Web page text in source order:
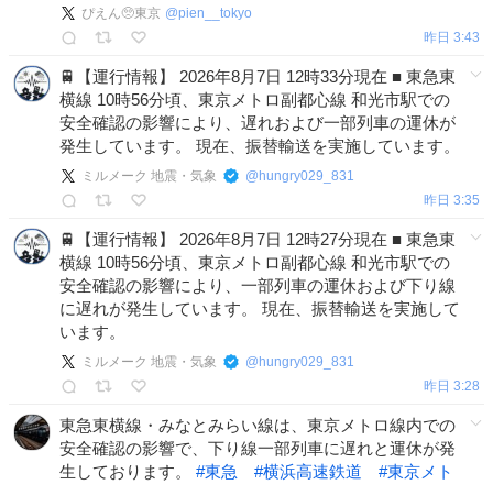
ぴえん🥺東京 @pien__tokyo
昨日 3:43
🚆【運行情報】 2026年8月7日 12時33分現在 ■ 東急東
横線 10時56分頃、東京メトロ副都心線 和光市駅での
安全確認の影響により、遅れおよび一部列車の運休が
発生しています。 現在、振替輸送を実施しています。
ミルメーク 地震・気象 @ hungry029_831
昨日 3:35
🚆【運行情報】 2026年8月7日 12時27分現在 ■ 東急東
横線 10時56分頃、東京メトロ副都心線 和光市駅での
安全確認の影響により、一部列車の運休および下り線
に遅れが発生しています。 現在、振替輸送を実施して
います。
ミルメーク 地震・気象 @ hungry029_831
昨日 3:28
東急東横線・みなとみらい線は、東京メトロ線内での
安全確認の影響で、下り線一部列車に遅れと運休が発
生しております。 #東急 #横浜高速鉄道 #東京メト